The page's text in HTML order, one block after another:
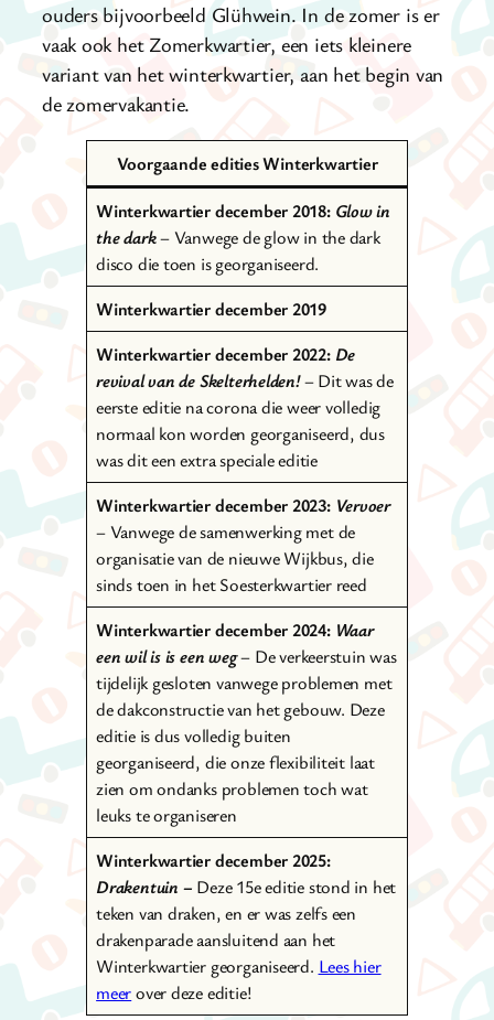
ouders bijvoorbeeld Glühwein. In de zomer is er
vaak ook het Zomerkwartier, een iets kleinere
variant van het winterkwartier, aan het begin van
de zomervakantie.
Voorgaande edities Winterkwartier
Winterkwartier december 2018: Glow in
the dark– Vanwege de glow in the dark
disco die toen is georganiseerd.
Winterkwartier december 2019
Winterkwartier december 2022:De
revival van de Skelterhelden!– Dit was de
eerste editie na corona die weer volledig
normaal kon worden georganiseerd, dus
was dit een extra speciale editie
Winterkwartier december 2023: Vervoer
– Vanwege de samenwerking met de
organisatie van de nieuwe Wijkbus, die
sinds toen in het Soesterkwartier reed
Winterkwartier december 2024: Waar
een wil is is een weg– De verkeerstuin was
tijdelijk gesloten vanwege problemen met
de dakconstructie van het gebouw. Deze
editie is dus volledig buiten
georganiseerd, die onze flexibiliteit laat
zien om ondanks problemen toch wat
leuks te organiseren
Winterkwartier december 2025:
Drakentuin – Deze 15e editie stond in het
teken van draken, en er was zelfs een
drakenparade aansluitend aan het
Winterkwartier georganiseerd. Lees hier
meerover deze editie!